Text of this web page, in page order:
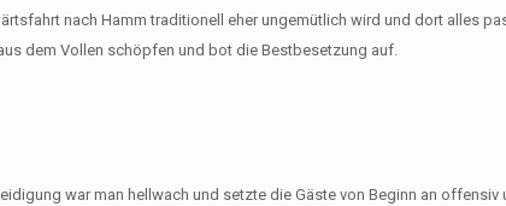
nach Hamm traditionell eher ungemütlich wird und dort alles
dem Vollen schöpfen und bot die Bestbesetzung auf.
war man hellwach und setzte die Gäste von Beginn an